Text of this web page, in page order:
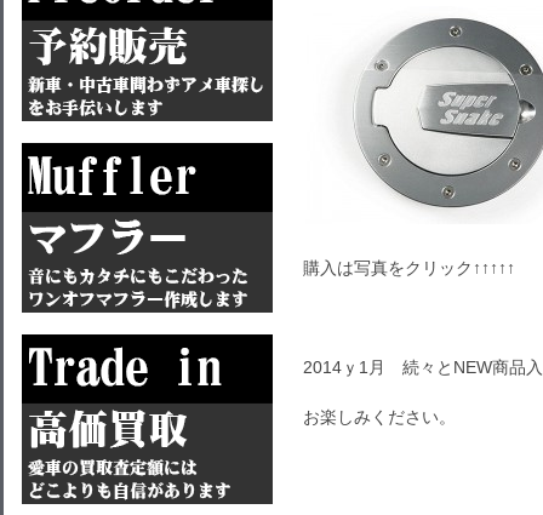
購入は写真をクリック↑↑↑↑↑
2014ｙ1月 続々とNEW商品
お楽しみください。